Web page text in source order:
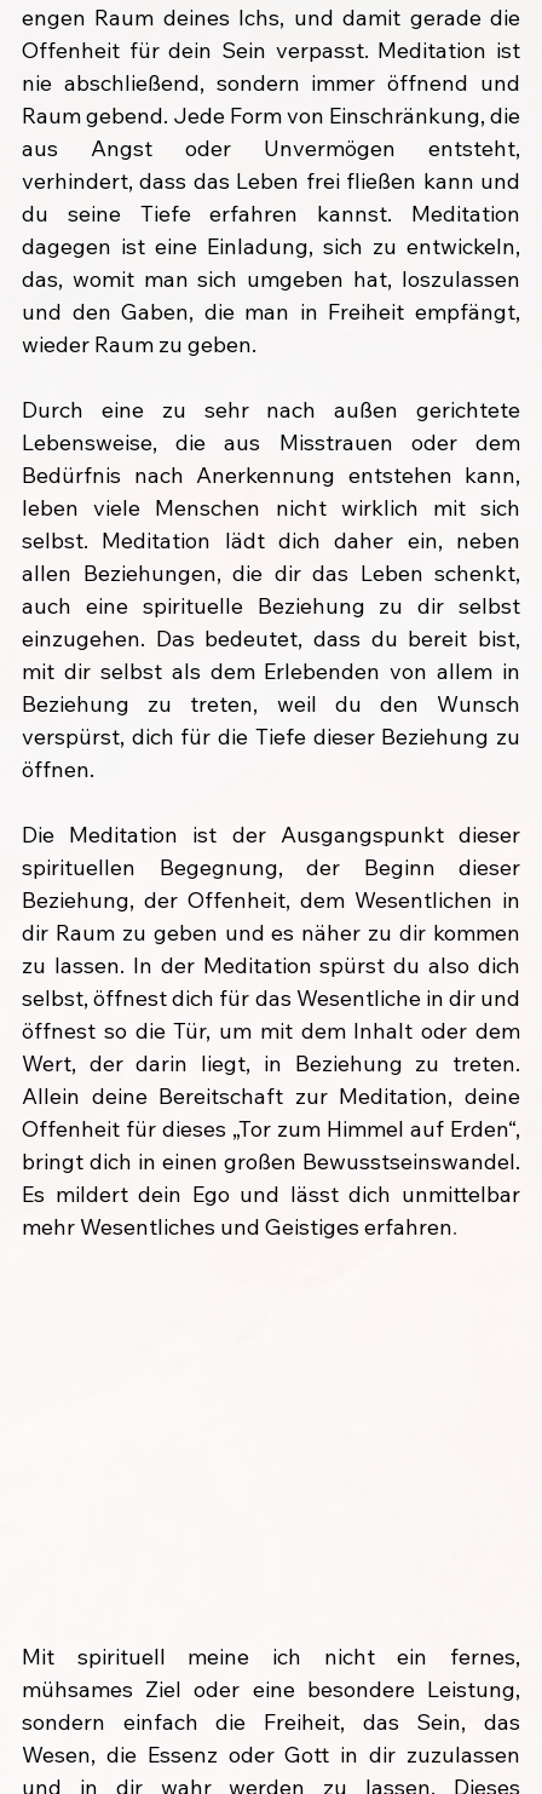
engen Raum deines Ichs, und damit gerade die
Offenheit für dein Sein verpasst. Meditation ist
nie abschließend, sondern immer öffnend und
Raum gebend. Jede Form von Einschränkung, die
aus Angst oder Unvermögen entsteht,
verhindert, dass das Leben frei fließen kann und
du seine Tiefe erfahren kannst. Meditation
dagegen ist eine Einladung, sich zu entwickeln,
das, womit man sich umgeben hat, loszulassen
und den Gaben, die man in Freiheit empfängt,
wieder Raum zu geben.
Durch eine zu sehr nach außen gerichtete
Lebensweise, die aus Misstrauen oder dem
Bedürfnis nach Anerkennung entstehen kann,
leben viele Menschen nicht wirklich mit sich
selbst. Meditation lädt dich daher ein, neben
allen Beziehungen, die dir das Leben schenkt,
auch eine spirituelle Beziehung zu dir selbst
einzugehen. Das bedeutet, dass du bereit bist,
mit dir selbst als dem Erlebenden von allem in
Beziehung zu treten, weil du den Wunsch
verspürst, dich für die Tiefe dieser Beziehung zu
öffnen.
Die Meditation ist der Ausgangspunkt dieser
spirituellen Begegnung, der Beginn dieser
Beziehung, der Offenheit, dem Wesentlichen in
dir Raum zu geben und es näher zu dir kommen
zu lassen. In der Meditation spürst du also dich
selbst, öffnest dich für das Wesentliche in dir und
öffnest so die Tür, um mit dem Inhalt oder dem
Wert, der darin liegt, in Beziehung zu treten.
Allein deine Bereitschaft zur Meditation, deine
Offenheit für dieses „Tor zum Himmel auf Erden“,
bringt dich in einen großen Bewusstseinswandel.
Es mildert dein Ego und lässt dich unmittelbar
mehr Wesentliches und Geistiges erfahren.
Mit spirituell meine ich nicht ein fernes,
mühsames Ziel oder eine besondere Leistung,
sondern einfach die Freiheit, das Sein, das
Wesen, die Essenz oder Gott in dir zuzulassen
und in dir wahr werden zu lassen. Dieses